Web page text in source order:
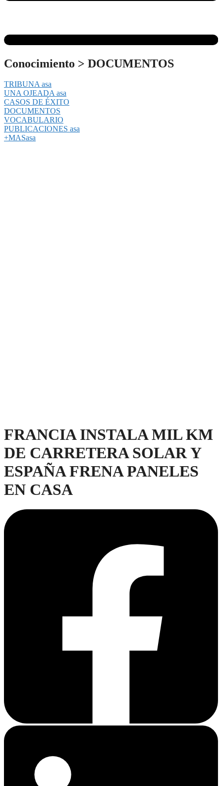
Conocimiento > DOCUMENTOS
TRIBUNA asa
UNA OJEADA asa
CASOS DE ÉXITO
DOCUMENTOS
VOCABULARIO
PUBLICACIONES asa
+MASasa
FRANCIA INSTALA MIL KM
DE CARRETERA SOLAR Y
ESPAÑA FRENA PANELES
EN CASA